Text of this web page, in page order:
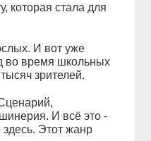
которая стала для
И вот уже
во время школьных
зрителей.
И всё это -
здесь. Этот жанр